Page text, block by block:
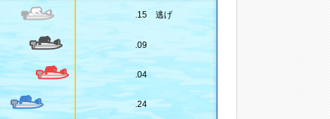
.15 逃げ
.09
.04
.24